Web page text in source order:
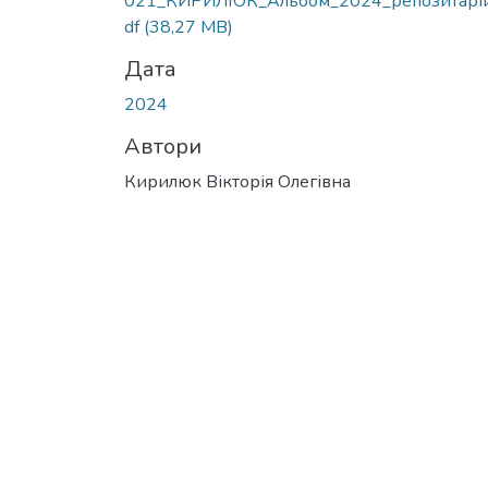
df(38,27 MB)
Дата
2024
Автори
Кирилюк Вікторія Олегівна